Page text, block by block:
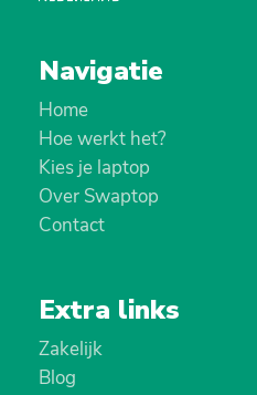
Navigatie
Home
Hoe werkt het?
Kies je laptop
Over Swaptop
Contact
Extra links
Zakelijk
Blog